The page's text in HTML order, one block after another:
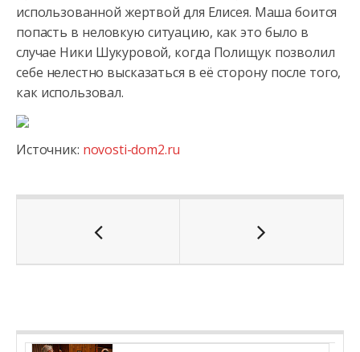
использованной жертвой для Елисея. Маша боится
попасть в неловкую ситуацию, как это было в
случае Ники Шукуровой, когда Полищук позволил
себе нелестно высказаться в её сторону после того,
как использовал.
Источник: novosti-dom2.ru